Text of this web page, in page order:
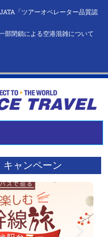
「ツアーオペレーター品質認
部閉鎖による空港混雑について
キャンペーン